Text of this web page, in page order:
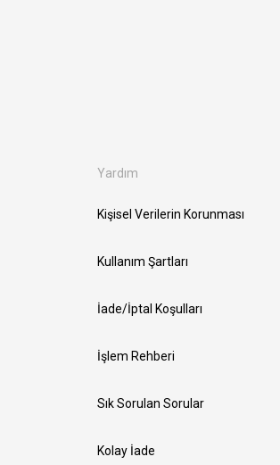
Yardım
Kişisel Verilerin Korunması
Kullanım Şartları
İade/İptal Koşulları
İşlem Rehberi
Sık Sorulan Sorular
Kolay İade